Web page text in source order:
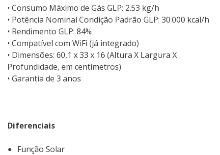
• Consumo Máximo de Gás GLP: 2.53 kg/h
• Potência Nominal Condição Padrão GLP: 30.000 kcal/h
• Rendimento GLP: 84%
• Compatível com WiFi (já integrado)
• Dimensões: 60,1 x 33 x 16 (Altura X Largura X
Profundidade, em centímetros)
• Garantia de 3 anos
Diferenciais
Função Solar